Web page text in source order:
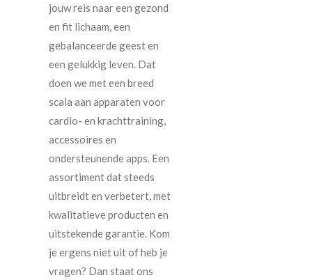
jouw reis naar een gezond
en fit lichaam, een
gebalanceerde geest en
een gelukkig leven. Dat
doen we met een breed
scala aan apparaten voor
cardio- en krachttraining,
accessoires en
ondersteunende apps. Een
assortiment dat steeds
uitbreidt en verbetert, met
kwalitatieve producten en
uitstekende garantie. Kom
je ergens niet uit of heb je
vragen? Dan staat ons